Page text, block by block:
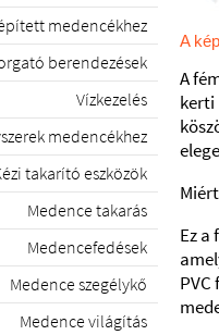
medencékhez
berendezések
Vízkezelés
medencékhez
takarító eszközök
Medence takarás
Medencefedések
Medence szegélykő
Medence világítás
A
A
kerti
Ez